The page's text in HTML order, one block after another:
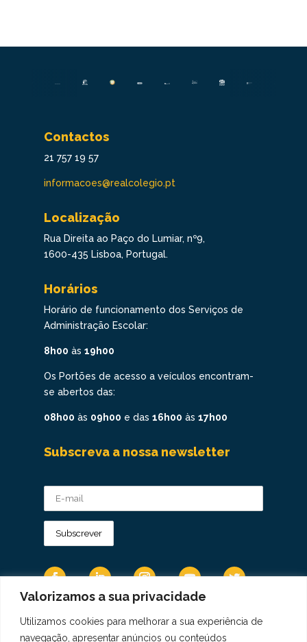
Valorizamos a sua privacidade
Utilizamos cookies para melhorar a sua experiência de
navegação, apresentar anúncios ou conteúdos
Contactos
21 757 19 57
informacoes@realcolegio.pt
Localização
Rua Direita ao Paço do Lumiar, nº9,
1600-435 Lisboa, Portugal.
Horários
Horário de funcionamento dos Serviços de
Administração Escolar:
8h00 às 19h00
Os Portões de acesso a veículos encontram-
se abertos das:
08h00 às 09h00 e das 16h00 às 17h00
Subscreva a nossa newsletter
Os Dados Pessoais são tratados de acordo